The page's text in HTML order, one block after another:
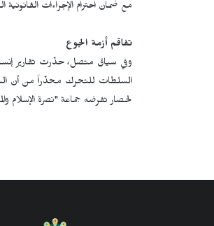
مع ضمان احترام الإجراءات القانونية
تفاقم أزمة الجوع
السلطات للتحرك محذّراً من أن
لحصار تفرضه جماعة "نصرة الإسلام